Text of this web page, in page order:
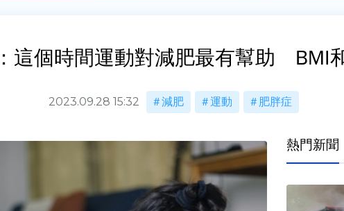
這個時間運動對減肥最有幫助 BMI
2023.09.28 15:32 減肥 運動 肥胖症
熱門新聞